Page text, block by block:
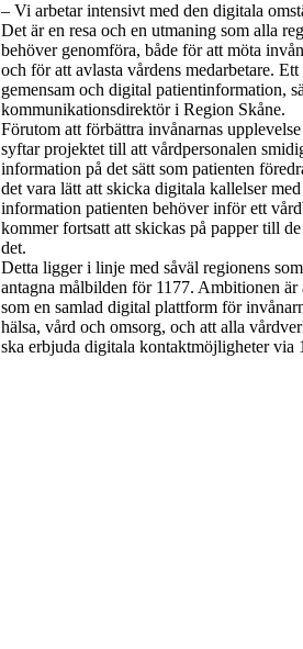
– Vi arbetar intensivt med den digitala
Det är en resa och en utmaning som alla
behöver genomföra, både för att möta
och för att avlasta vårdens medarbetare. Ett
gemensam och digital patientinformation,
kommunikationsdirektör i Region Skåne.
Förutom att förbättra invånarnas
syftar projektet till att vårdpersonalen
information på det sätt som patienten
det vara lätt att skicka digitala kallelser
information patienten behöver inför ett
kommer fortsatt att skickas på papper till
det.
Detta ligger i linje med såväl regionens som
antagna målbilden för 1177. Ambitionen är
som en samlad digital plattform för
hälsa, vård och omsorg, och att alla
ska erbjuda digitala kontaktmöjligheter via